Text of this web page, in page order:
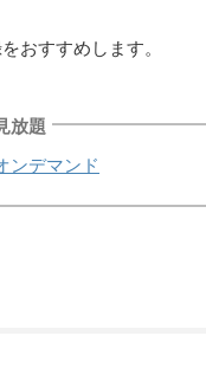
おすすめします。
放題
ンデマンド